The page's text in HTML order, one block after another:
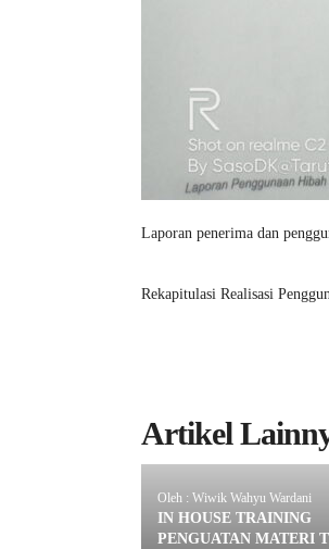
Laporan penerima dan
Rekapitulasi Realisasi
Artikel
Oleh : Wiwik Wahyu Wardani
IN HOUSE TRAINING
PENGUATAN MATERI